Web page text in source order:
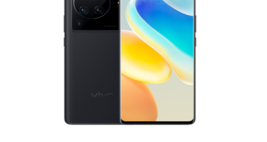
Perú | Seleccione país/región